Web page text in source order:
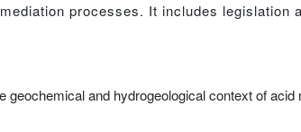
processes. It includes legislation
and hydrogeological context of